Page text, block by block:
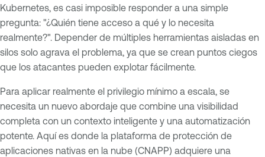
Kubernetes, es casi imposible responder a una simple
pregunta: "¿Quién tiene acceso a qué y lo necesita
realmente?". Depender de múltiples herramientas aisladas en
silos solo agrava el problema, ya que se crean puntos ciegos
que los atacantes pueden explotar fácilmente.
Para aplicar realmente el privilegio mínimo a escala, se
necesita un nuevo abordaje que combine una visibilidad
completa con un contexto inteligente y una automatización
potente. Aquí es donde la plataforma de protección de
aplicaciones nativas en la nube (CNAPP) adquiere una